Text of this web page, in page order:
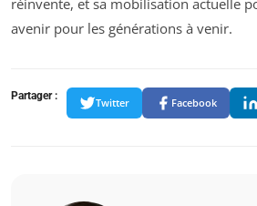
avenir pour les générations à venir.
Partager :
Twitter Facebook